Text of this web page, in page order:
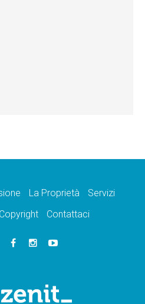
La Proprietà
Servizi
Copyright Contattaci